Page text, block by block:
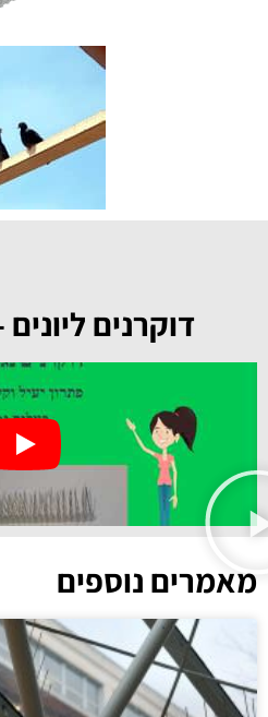
דוקרנים
מאמרים נוספים